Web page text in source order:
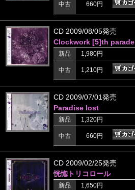
中古 660円
CD 2009/08/05発売
Clockwork [5]th parade
新品 1,980円
中古 1,210円
CD 2009/07/01発売
Paradise lost
新品 1,320円
中古 660円
CD 2009/02/25発売
恍惚トリコロール
新品
1,650円